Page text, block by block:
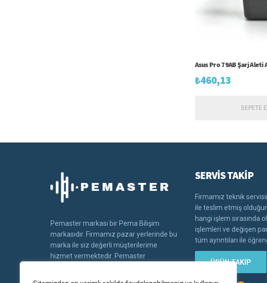
Asus Pro 79AB Şarj
₺460,13
SEPETE
Pemaster markası bir Pema Bilişim
markasıdır. Firmamız pazar yerlerinde bu
marka ile siz değerli müşterilerime
hizmet vermektedir. Pemaster
SERVİS TAKİP
Firmamız teknik
ile teslim etmiş
hangi işlem sırasında
işlemleri ve değişen
tüm ayrıntıları ile
ÜRÜN TAKİP